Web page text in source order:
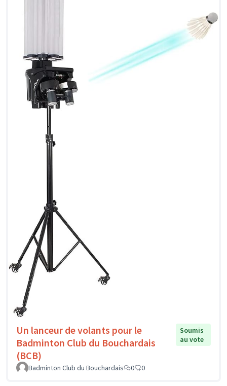
Un lanceur de volants pour le
Badminton Club du Bouchardais
(BCB)
Soumis
au vote
Badminton Club du Bouchardais 0 0